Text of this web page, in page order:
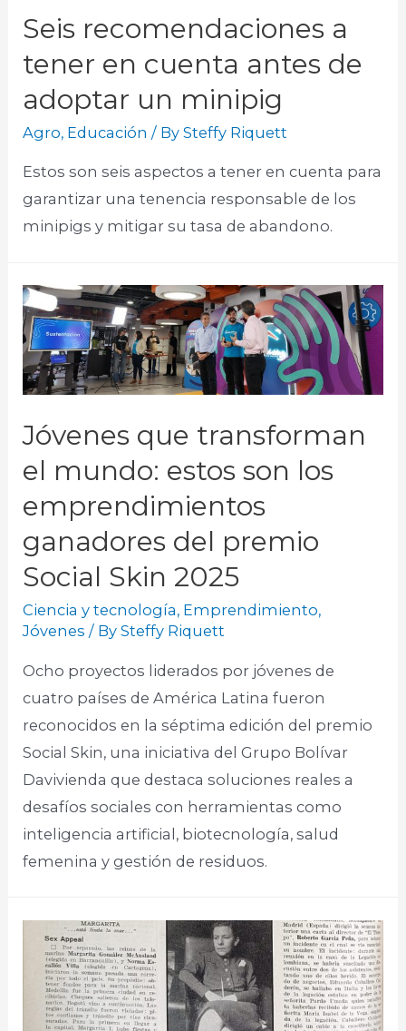
Seis recomendaciones a
tener en cuenta antes de
adoptar un minipig
Agro, Educación / BySteffy Riquett
Estos son seis aspectos a tener en cuenta para
garantizar una tenencia responsable de los
minipigs y mitigar su tasa de abandono.​
Jóvenes que transforman
el mundo: estos son los
emprendimientos
ganadores del premio
Social Skin 2025
Ciencia y tecnología, Emprendimiento,
Jóvenes / BySteffy Riquett
Ocho proyectos liderados por jóvenes de
cuatro países de América Latina fueron
reconocidos en la séptima edición del premio
Social Skin, una iniciativa del Grupo Bolívar
Davivienda que destaca soluciones reales a
desafíos sociales con herramientas como
inteligencia artificial, biotecnología, salud
femenina y gestión de residuos.